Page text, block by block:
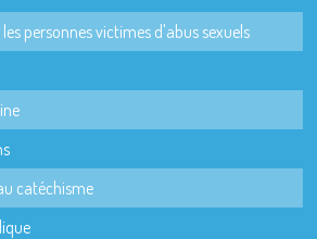
personnes victimes d'abus sexuels
catéchisme